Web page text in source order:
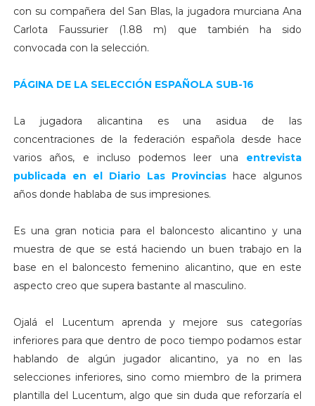
con su compañera del San Blas, la jugadora murciana Ana
Carlota Faussurier (1.88 m) que también ha sido
convocada con la selección.
PÁGINA DE LA SELECCIÓN ESPAÑOLA SUB-16
La jugadora alicantina es una asidua de las
concentraciones de la federación española desde hace
varios años, e incluso podemos leer una entrevista
publicada en el Diario Las Provincias hace algunos
años donde hablaba de sus impresiones.
Es una gran noticia para el baloncesto alicantino y una
muestra de que se está haciendo un buen trabajo en la
base en el baloncesto femenino alicantino, que en este
aspecto creo que supera bastante al masculino.
Ojalá el Lucentum aprenda y mejore sus categorías
inferiores para que dentro de poco tiempo podamos estar
hablando de algún jugador alicantino, ya no en las
selecciones inferiores, sino como miembro de la primera
plantilla del Lucentum, algo que sin duda que reforzaría el